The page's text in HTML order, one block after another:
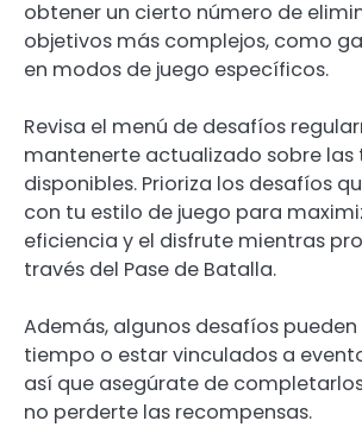
obtener un cierto número de
objetivos más complejos, como
en modos de juego específicos.
Revisa el menú de desafíos
mantenerte actualizado sobre las
disponibles. Prioriza los desafíos
con tu estilo de juego para
eficiencia y el disfrute mientras
través del Pase de Batalla.
Además, algunos desafíos pueden
tiempo o estar vinculados a
así que asegúrate de
no perderte las recompensas.